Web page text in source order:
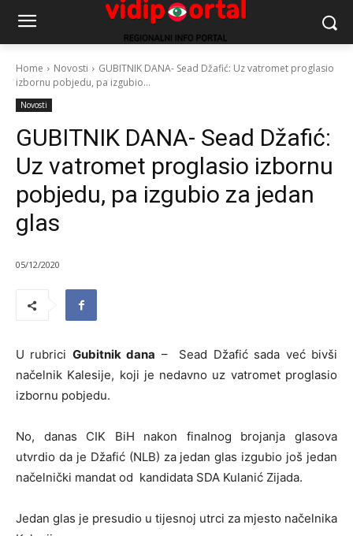
Home Novosti
GUBITNIK DANA- Sead Džafić: Uz vatromet proglasio
izbornu pobjedu, pa izgubio...
Novosti
GUBITNIK DANA- Sead Džafić:
Uz vatromet proglasio izbornu
pobjedu, pa izgubio za jedan
glas
05/12/2020
U rubrici Gubitnik dana – Sead Džafić sada već bivši
načelnik Kalesije, koji je nedavno uz vatromet proglasio
izbornu pobjedu.
No, danas CIK BiH nakon finalnog brojanja glasova
utvrdio da je Džafić (NLB) za jedan glas izgubio još jedan
načelnički mandat od kandidata SDA Kulanić Zijada.
Jedan glas je presudio u tijesnoj utrci za mjesto načelnika